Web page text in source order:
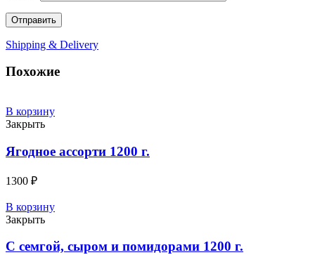
Shipping & Delivery
Похожие
В корзину
Закрыть
Ягодное ассорти 1200 г.
1300 ₽
В корзину
Закрыть
C семгой, сыром и помидорами 1200 г.